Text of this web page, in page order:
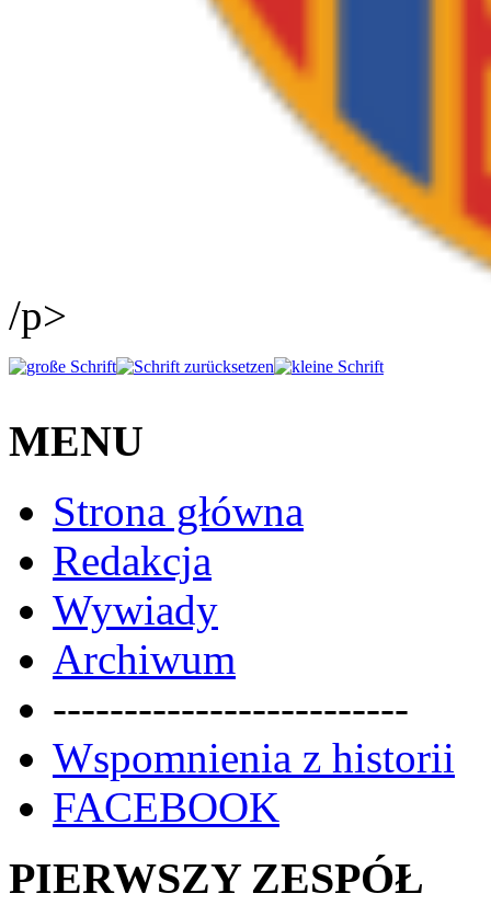
/p>
MENU
Strona główna
Redakcja
Wywiady
Archiwum
-------------------------
Wspomnienia z historii
FACEBOOK
PIERWSZY ZESPÓŁ